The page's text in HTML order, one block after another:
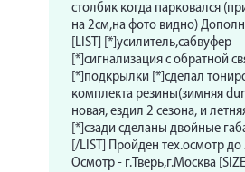
столбик когда парковался
на 2см,на фото видно)
[LIST] [*]усилитель,сабвуфер
[*]сигнализация с обратной
[*]подкрылки [*]сделал
комплекта резины(зимняя
новая, ездил 2 сезона, и
[*]сзади сделаны двойные
[/LIST] Пройден тех.осмотр
Осмотр - г.Тверь,г.Москва